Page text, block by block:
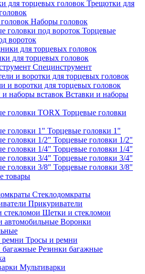
Трещотки для
Наборы головок
Торцевые
вороток
для торцевых головок
Специнструмент
и воротки для торцевых головок
Вставки и наборы
Торцевые головки
Торцевые головки 1"
Торцевые головки 1/2"
Торцевые головки 1/4"
Торцевые головки 3/4"
Торцевые головки 3/8"
товары
Стеклодомкраты
Прикуриватели
Щетки и стекломои
Воронки
Тросы и ремни
Резинки багажные
Мультиварки